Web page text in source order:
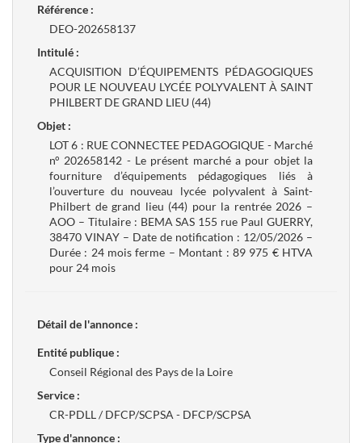
Référence :
DEO-202658137
Intitulé :
ACQUISITION D’ÉQUIPEMENTS PÉDAGOGIQUES
POUR LE NOUVEAU LYCÉE POLYVALENT À SAINT
PHILBERT DE GRAND LIEU (44)
Objet :
LOT 6 : RUE CONNECTEE PEDAGOGIQUE - Marché
n° 202658142 - Le présent marché a pour objet la
fourniture d’équipements pédagogiques liés à
l’ouverture du nouveau lycée polyvalent à Saint-
Philbert de grand lieu (44) pour la rentrée 2026 –
AOO – Titulaire : BEMA SAS 155 rue Paul GUERRY,
38470 VINAY – Date de notification : 12/05/2026 –
Durée : 24 mois ferme – Montant : 89 975 € HTVA
pour 24 mois
Détail de l'annonce :
Entité publique :
Conseil Régional des Pays de la Loire
Service :
CR-PDLL / DFCP/SCPSA - DFCP/SCPSA
Type d'annonce :